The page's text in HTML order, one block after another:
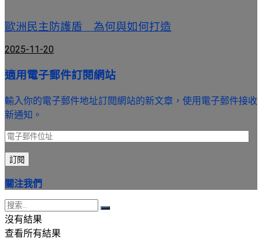
歐洲民主防護盾 為何與如何打造
2025-11-20
適用電子郵件訂閱網站
輸入你的電子郵件地址訂閱網站的新文章，使用電子郵件接收
新通知。
電
子
郵
件
位
址
訂閱
關注我們
沒有結果
查看所有結果